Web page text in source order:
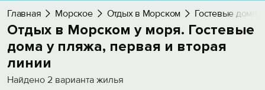
Добавить свой объект
Главная Морское Отдых в Морском Гостевые дома
Отдых в Морском у моря. Гостевые
дома у пляжа, первая и вторая
линии
Найдено 2 варианта жилья